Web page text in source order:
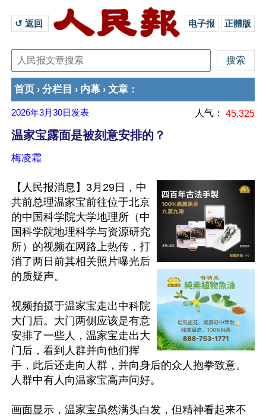
↺ 返回 电子报 正體版
首页 › 分栏目 › 内幕 › 文章 ：
2026年3月30日 发表 人气： 45,325
温家宝露面是被刻意安排的？
梅凌霜
【人民报消息】3月29日，中
共前总理温家宝前往位于北京
的中国科学院大学地理所（中
国科学院地理科学与资源研究
所）的视频在网路上热传，打
消了两日前其相关照片曝光后
的质疑声。
视频拍摄于温家宝走出中科院
大门后。大门两侧应该是有意
安排了一些人，温家宝走出大
门后，看到人群并向他们挥
手，此后还走向人群，并向身后的众人抱拳致意。
人群中有人向温家宝高声问好。
画面显示，温家宝虽然满头白发，但精神看起来不